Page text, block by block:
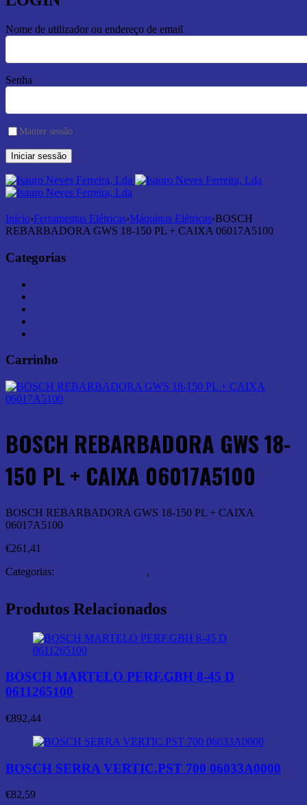
Nome de utilizador ou endereço de email
Senha
Manter sessão
Início›Ferramentas Elétricas›Máquinas Elétricas›BOSCH
REBARBADORA GWS 18-150 PL + CAIXA 06017A5100
Categorias
Carrinho
BOSCH REBARBADORA GWS 18-
150 PL + CAIXA 06017A5100
BOSCH REBARBADORA GWS 18-150 PL + CAIXA
06017A5100
€261,41
Categorias:
,
Produtos Relacionados
BOSCH MARTELO PERF.GBH 8-45 D
0611265100
€892,44
BOSCH SERRA VERTIC.PST 700 06033A0000
€82,59